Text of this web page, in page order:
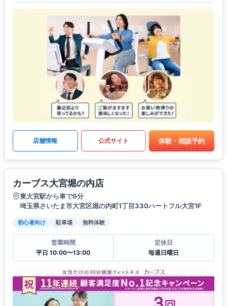
店舗情報 公式サイト 体験・相談予約
カーブス大宮堀の内店
東大宮駅から車で9分
埼玉県さいたま市大宮区堀の内町1丁目330ハートフル大宮1F
初心者向け 駐車場 無料体験
営業時間
平日 10:00〜13:00
定休日
毎週日曜日